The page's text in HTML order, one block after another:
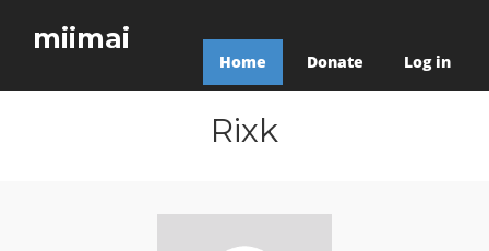
miimai
Home Donate Log in
Rixk